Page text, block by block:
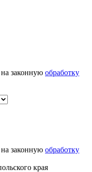
на законную обработку
на законную обработку
края